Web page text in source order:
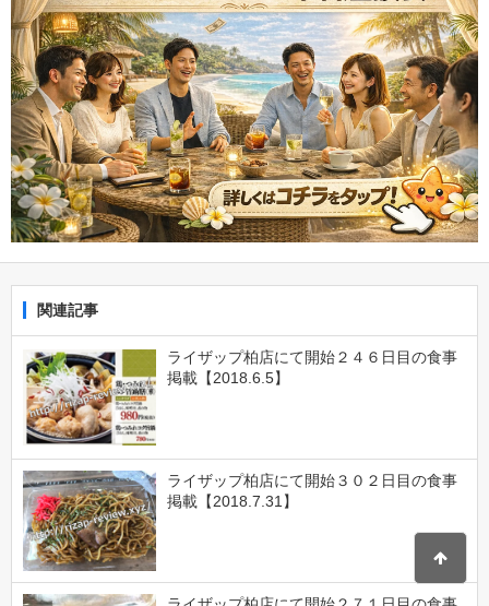
関連記事
ライザップ柏店にて開始２４６日目の食事
掲載【2018.6.5】
ライザップ柏店にて開始３０２日目の食事
掲載【2018.7.31】